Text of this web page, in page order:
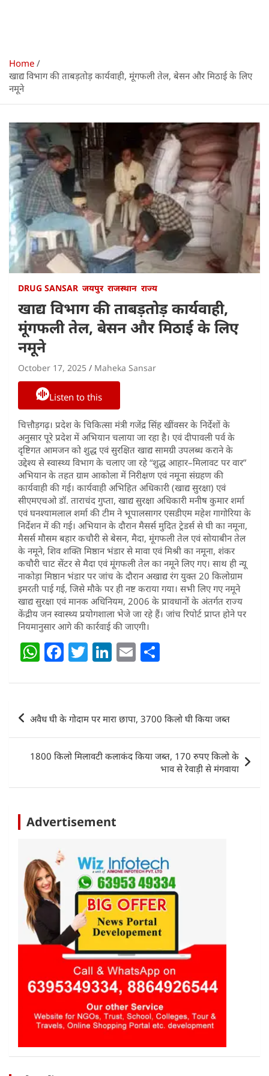
Home
खाद्य विभाग की ताबड़तोड़ कार्यवाही, मूंगफली तेल, बेसन और मिठाई के लिए
नमूने
DRUG SANSAR जयपुर राजस्थान राज्य
खाद्य विभाग की ताबड़तोड़ कार्यवाही,
मूंगफली तेल, बेसन और मिठाई के लिए
नमूने
October 17, 2025 Maheka Sansar
Listen to this
चित्तौड़गढ़। प्रदेश के चिकित्सा मंत्री गजेंद्र सिंह खींवसर के निर्देशों के
अनुसार पूरे प्रदेश में अभियान चलाया जा रहा है। एवं दीपावली पर्व के
दृष्टिगत आमजन को शुद्ध एवं सुरक्षित खाद्य सामग्री उपलब्ध कराने के
उद्देश्य से स्वास्थ्य विभाग के चलाए जा रहे “शुद्ध आहार–मिलावट पर वार”
अभियान के तहत ग्राम आकोला में निरीक्षण एवं नमूना संग्रहण की
कार्यवाही की गई। कार्यवाही अभिहित अधिकारी (खाद्य सुरक्षा) एवं
सीएमएचओ डॉ. ताराचंद गुप्ता, खाद्य सुरक्षा अधिकारी मनीष कुमार शर्मा
एवं घनश्यामलाल शर्मा की टीम ने भूपालसागर एसडीएम महेश गागोरिया के
निर्देशन में की गई। अभियान के दौरान मैसर्स मुदित ट्रेडर्स से घी का नमूना,
मैसर्स मौसम बहार कचौरी से बेसन, मैदा, मूंगफली तेल एवं सोयाबीन तेल
के नमूने, शिव शक्ति मिष्ठान भंडार से मावा एवं मिश्री का नमूना, शंकर
कचौरी चाट सेंटर से मैदा एवं मूंगफली तेल का नमूने लिए गए। साथ ही न्यू
नाकोड़ा मिष्ठान भंडार पर जांच के दौरान अखाद्य रंग युक्त 20 किलोग्राम
इमरती पाई गई, जिसे मौके पर ही नष्ट कराया गया। सभी लिए गए नमूने
खाद्य सुरक्षा एवं मानक अधिनियम, 2006 के प्रावधानों के अंतर्गत राज्य
केंद्रीय जन स्वास्थ्य प्रयोगशाला भेजे जा रहे हैं। जांच रिपोर्ट प्राप्त होने पर
नियमानुसार आगे की कार्रवाई की जाएगी।
W
at
s
A
p
p
F
c
e
b
o
o
k
T
itt
er
Li
k
e
dI
n
E
ai ar
e
Post
navigation
अवैध घी के गोदाम पर मारा छापा, 3700 किलो घी किया जब्त
1800 किलो मिलावटी कलाकंद किया जब्त, 170 रुपए किलो के
भाव से रेवाड़ी से मंगवाया
Advertisement